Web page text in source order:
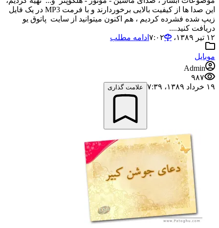
این صدا ها از کیفیت بالایی برخوردارند و با فرمت MP3 در یک فایل
زیپ شده فشرده کردیم ، هم اکنون میتوانید از سایت پاتوق یو
دریافت کنید....
۱۲ تیر ۱۳۸۹،‏ ۷:۰۲
ادامه مطلب
موبایل
Admin
۹۸۷
۱۹ خرداد ۱۳۸۹،‏ ۷:۳۹
علامت گذاری